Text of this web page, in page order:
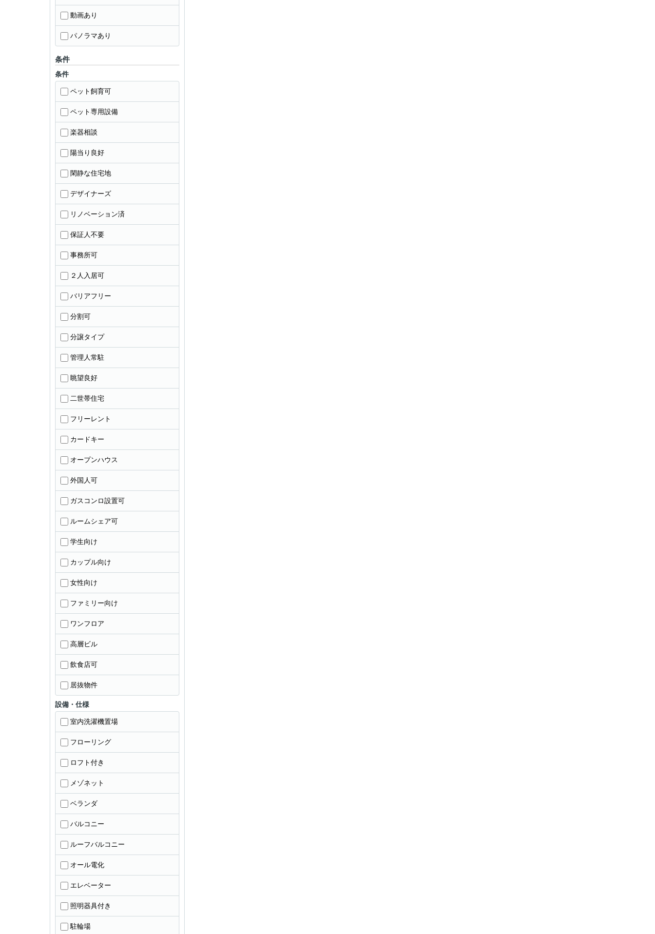
動画あり
パノラマあり
条件
条件
ペット飼育可
ペット専用設備
楽器相談
陽当り良好
閑静な住宅地
デザイナーズ
リノベーション済
保証人不要
事務所可
２人入居可
バリアフリー
分割可
分譲タイプ
管理人常駐
眺望良好
二世帯住宅
フリーレント
カードキー
オープンハウス
外国人可
ガスコンロ設置可
ルームシェア可
学生向け
カップル向け
女性向け
ファミリー向け
ワンフロア
高層ビル
飲食店可
居抜物件
設備・仕様
室内洗濯機置場
フローリング
ロフト付き
メゾネット
ベランダ
バルコニー
ルーフバルコニー
オール電化
エレベーター
照明器具付き
駐輪場